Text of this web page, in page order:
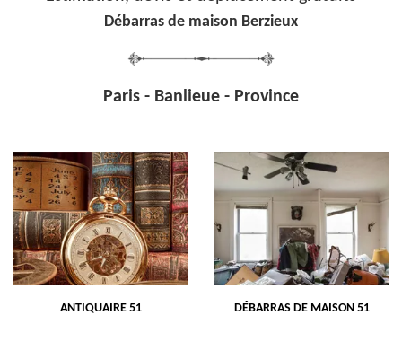
Débarras de maison Berzieux
Paris - Banlieue - Province
ANTIQUAIRE 51 DÉBARRAS DE MAISON 51